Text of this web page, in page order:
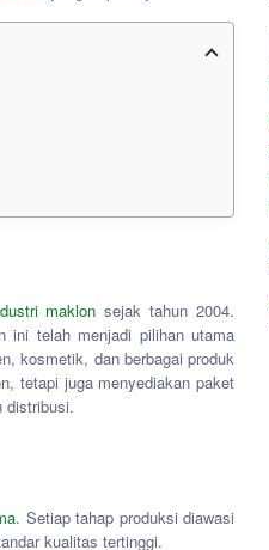
maklon sejak tahun 2004.
ini telah menjadi pilihan utama
kosmetik, dan berbagai produk
tetapi juga menyediakan paket
distribusi.
. Setiap tahap produksi diawasi
kualitas tertinggi.